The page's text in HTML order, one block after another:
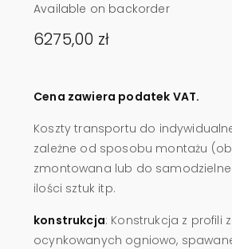
Available on backorder
6275,00 zł
Cena zawiera podatek VAT.
Koszty transportu do
zależne od sposobu montażu
zmontowana lub do
ilości sztuk itp.
konstrukcja: Konstrukcja z profili
ocynkowanych ogniowo,